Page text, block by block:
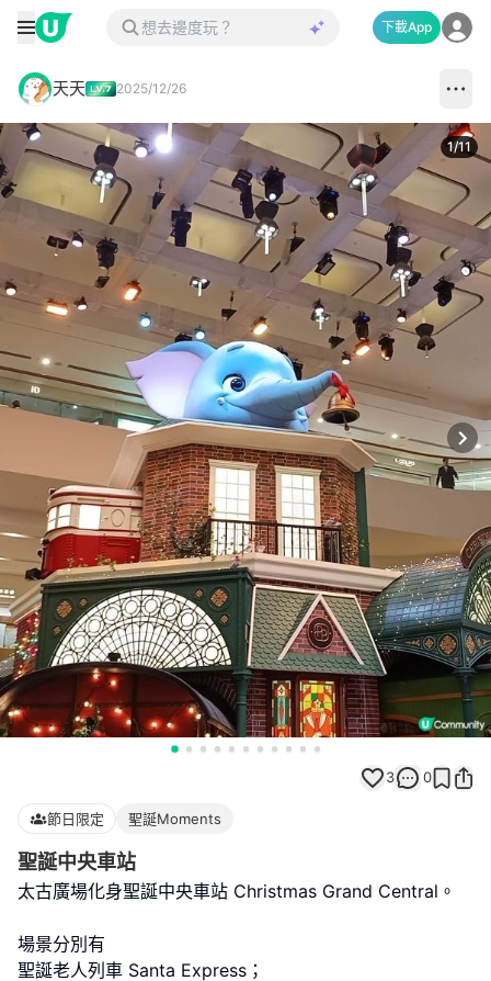
下載App
天天 2025/12/26
1/11
3 0
節日限定 聖誕Moments
聖誕中央車站
太古廣場化身聖誕中央車站 Christmas Grand Central。
場景分別有
聖誕老人列車 Santa Express；